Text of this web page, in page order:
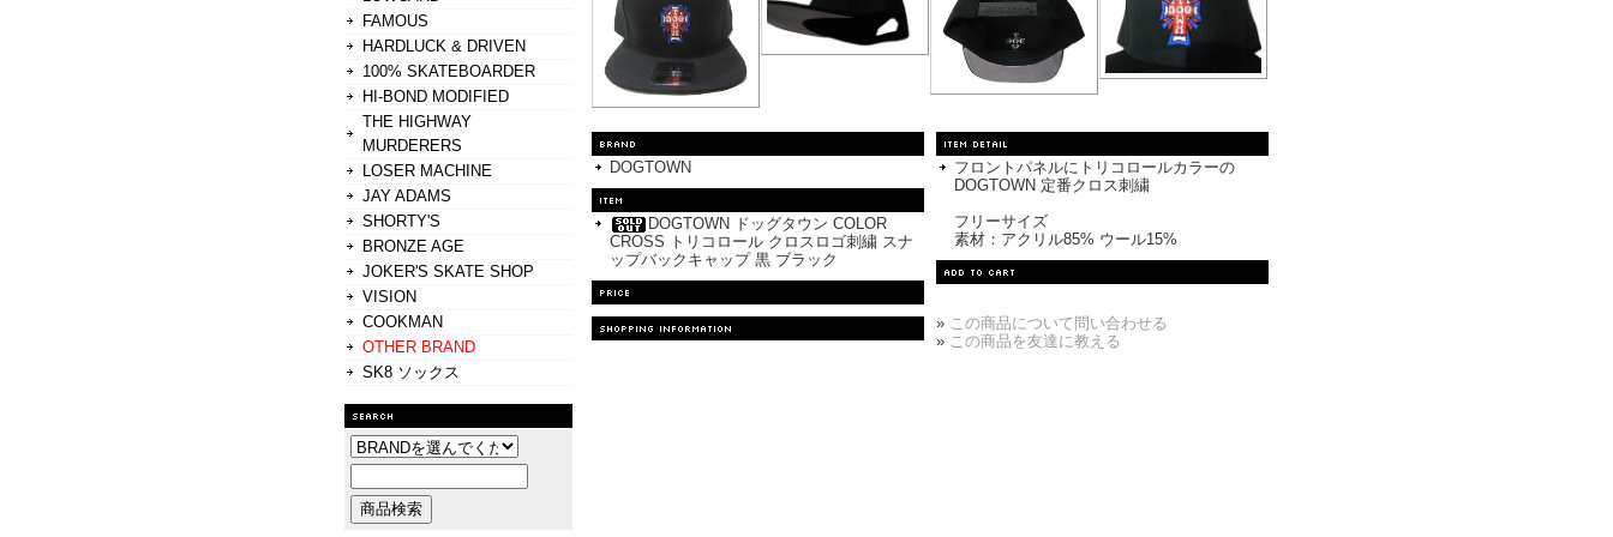
FAMOUS
HARDLUCK & DRIVEN
100% SKATEBOARDER
HI-BOND MODIFIED
THE HIGHWAY
MURDERERS
LOSER MACHINE
JAY ADAMS
SHORTY'S
BRONZE AGE
JOKER'S SKATE SHOP
VISION
COOKMAN
OTHER BRAND
SK8 ソックス
DOGTOWN
DOGTOWN ドッグタウン COLOR
CROSS トリコロール クロスロゴ刺繍 スナ
ップバックキャップ 黒 ブラック
フロントパネルにトリコロールカラーの
DOGTOWN 定番クロス刺繍
フリーサイズ
素材：アクリル85% ウール15%
» この商品について問い合わせる
» この商品を友達に教える